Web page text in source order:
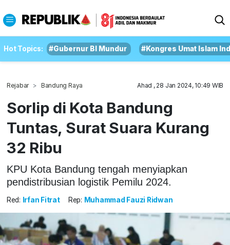
Hot Topics: #Gubernur BI Mundur #Kongres Umat Islam
Rejabar Bandung Raya Ahad , 28 Jan 2024, 10:49 WIB
Sorlip di Kota Bandung
Tuntas, Surat Suara Kurang
32 Ribu
KPU Kota Bandung tengah menyiapkan
pendistribusian logistik Pemilu 2024.
Red: Irfan Fitrat Rep: Muhammad Fauzi Ridwan